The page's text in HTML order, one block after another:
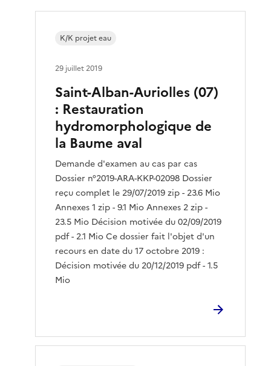
Saint-Alban-Auriolles (07)
: Restauration
hydromorphologique de
la Baume aval
Demande d'examen au cas par cas
Dossier n°2019-ARA-KKP-02098 Dossier
reçu complet le 29/07/2019 zip - 23.6 Mio
Annexes 1 zip - 9.1 Mio Annexes 2 zip -
23.5 Mio Décision motivée du 02/09/2019
pdf - 2.1 Mio Ce dossier fait l'objet d'un
recours en date du 17 octobre 2019 :
Décision motivée du 20/12/2019 pdf - 1.5
Mio
K/K projet eau
29 juillet 2019